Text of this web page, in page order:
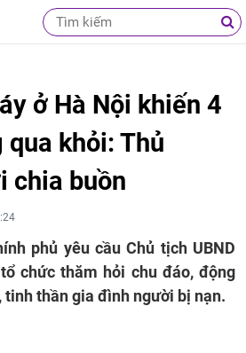
ở Hà Nội khiến 4
khỏi: Thủ
chia buồn
phủ yêu cầu Chủ tịch UBND
chức thăm hỏi chu đáo, động
tinh thần gia đình người bị nạn.